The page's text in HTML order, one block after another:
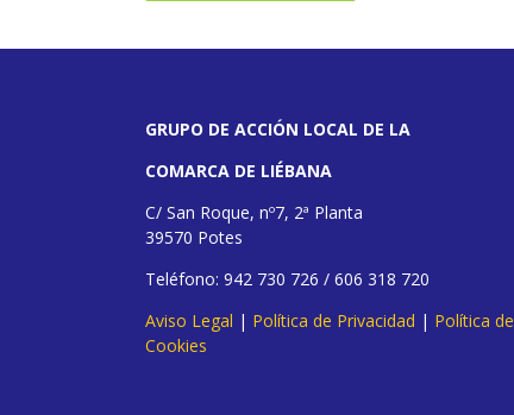
GRUPO DE ACCIÓN LOCAL DE LA
COMARCA DE LIÉBANA
C/ San Roque, nº7, 2ª Planta
39570 Potes
Teléfono: 942 730 726 / 606 318 720
Aviso Legal | Política de Privacidad | Política de
Cookies